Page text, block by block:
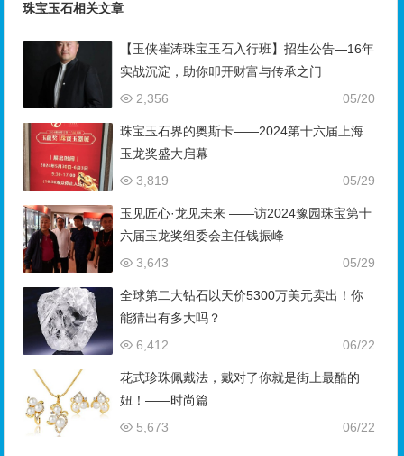
珠宝玉石相关文章
【玉侠崔涛珠宝玉石入行班】招生公告—16年
实战沉淀，助你叩开财富与传承之门
05/20
2,356
珠宝玉石界的奥斯卡——2024第十六届上海
玉龙奖盛大启幕
05/29
3,819
玉见匠心·龙见未来 ——访2024豫园珠宝第十
六届玉龙奖组委会主任钱振峰
05/29
3,643
全球第二大钻石以天价5300万美元卖出！你
能猜出有多大吗？
06/22
6,412
花式珍珠佩戴法，戴对了你就是街上最酷的
妞！——时尚篇
06/22
5,673